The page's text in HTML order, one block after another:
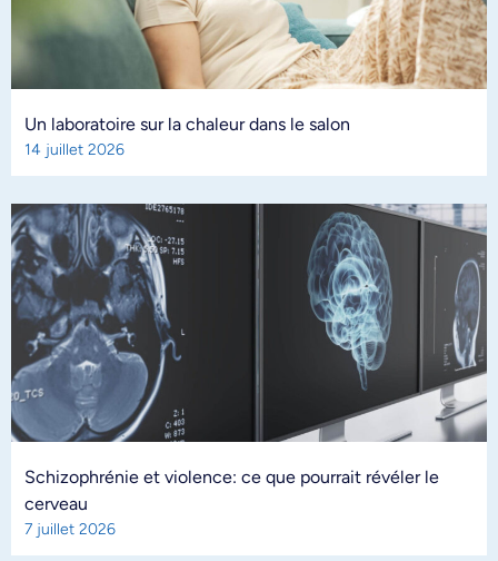
Un laboratoire sur la chaleur dans le salon
14 juillet 2026
Schizophrénie et violence: ce que pourrait révéler le
cerveau
7 juillet 2026